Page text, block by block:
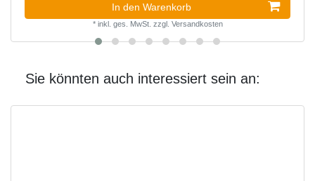
In den Warenkorb
* inkl. ges. MwSt. zzgl. Versandkosten
Sie könnten auch interessiert sein an: